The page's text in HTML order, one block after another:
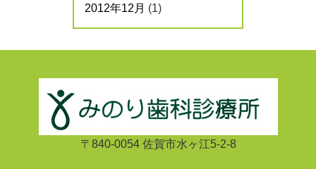
2012年12月 (1)
〒840-0054 佐賀市水ヶ江5-2-8